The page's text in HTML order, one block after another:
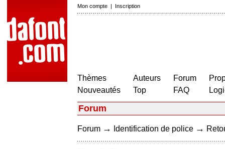
Mon compte | Inscription
Thèmes
Nouveautés
Auteurs
Top
Forum
FAQ
Forum
Forum → Identification de police →